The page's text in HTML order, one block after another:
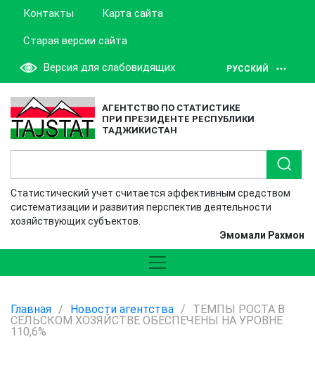
Контакты Карта сайта
Старая версии сайта
Версия для слабовидящих РУССКИЙ
АГЕНТСТВО ПО СТАТИСТИКЕ
ПРИ ПРЕЗИДЕНТЕ РЕСПУБЛИКИ
ТАДЖИКИСТАН
Статистический учет считается эффективным средством
систематизации и развития перспектив деятельности
хозяйствующих субъектов.
Эмомали Рахмон
Главная / Новости агентства /
ТЕМПЫ РОСТА В
СЕЛЬСКОМ ХОЗЯЙСТВЕ ОБЕСПЕЧЕНЫ НА УРОВНЕ
110,6%